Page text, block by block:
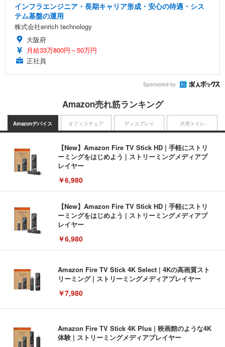
インフラエンジニア・長期キャリア形成・安心の待遇・シス
テム基盤の運用
株式会社enrich technology
大阪府
月給33万800円～50万円
正社員
Sponsored by
Amazon売れ筋ランキング
Amazonデバイス
【New】Amazon Fire TV Stick HD | 手軽にストリ
ーミングをはじめよう | ストリーミングメディアプ
レイヤー
￥6,980
【New】Amazon Fire TV Stick HD | 手軽にストリ
ーミングをはじめよう | ストリーミングメディアプ
レイヤー
￥6,980
Amazon Fire TV Stick 4K Select | 4Kの高画質スト
リーミング | ストリーミングメディアプレイヤー
￥7,980
Amazon Fire TV Stick 4K Plus | 映画館のような4K
体験 | ストリーミングメディアプレイヤー
オフィスチェア ディスプレイ 犬用トイレ